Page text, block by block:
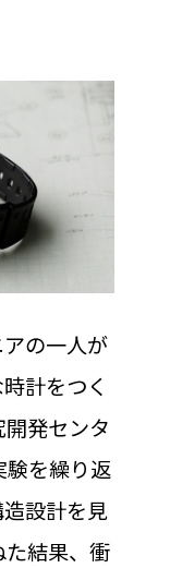
の一人が
計をつく
発センタ
験を繰り返
設計を見
結果、衝